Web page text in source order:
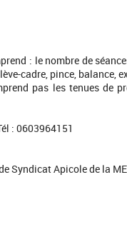
: le nombre de
cadre, pince,
pas les tenues de
: 0603964151
Syndicat Apicole de la